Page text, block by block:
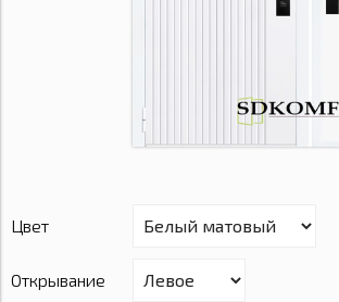
Цвет
Открывание